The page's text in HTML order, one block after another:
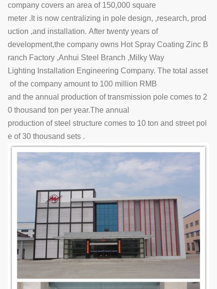
company covers an area of 150,000 square
meter .It is now centralizing in pole design, ,research, prod
uction ,and installation. After twenty years of
development,the company owns Hot Spray Coating Zinc B
ranch Factory ,Anhui Steel Branch ,Milky Way
Lighting Installation Engineering Company. The total asset
of the company amount to 100 million RMB
and the annual production of transmission pole comes to 2
0 thousand ton per year.The annual
production of steel structure comes to 10 ton and street pol
e of 30 thousand sets .